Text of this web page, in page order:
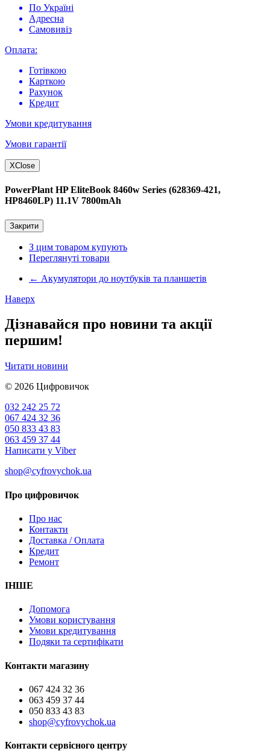
По Україні
Адресна
Самовивіз
Оплата:
Готівкою
Карткою
Рахунок
Кредит
Умови кредитування
Умови гарантії
XClose
PowerPlant HP EliteBook 8460w Series (628369-421,
HP8460LP) 11.1V 7800mAh
Закрити
З цим товаром купують
Переглянуті товари
← Акумулятори до ноутбуків та планшетів
Наверх
Дізнавайся про новини та акції
першим!
Читати новини
© 2026 Цифровичок
032 242 25 72
067 424 32 36
050 833 43 83
063 459 37 44
Написати у Viber
shop@cyfrovychok.ua
Про цифровичок
Про нас
Контакти
Доставка / Оплата
Кредит
Ремонт
ІНШЕ
Допомога
Умови користування
Умови кредитування
Подяки та сертифікати
Контакти магазину
067 424 32 36
063 459 37 44
050 833 43 83
shop@cyfrovychok.ua
Контакти сервісного центру